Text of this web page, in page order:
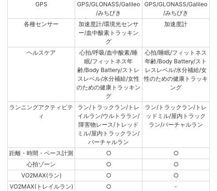
GPS
GPS/GLONASS/Galileo
/みちびき
GPS/GLONASS/Galileo
/みちびき
各種センサー
加速度計/環境光センサ
ー/血中酸素トラッキン
グ
加速度計
ヘルスケア
心拍/呼吸/血中酸素/睡
眠/フィットネス年
齢/Body Battery/ストレ
スレベル/水分補給/女性
のための健康トラッキン
グ
心拍/睡眠/フィットネス
年齢/Body Battery/スト
レスレベル/水分補給/女
性のための健康トラッキ
ング
ランニングアクティビテ
ィ
ラン/トラックラン/トレ
イルラン/ウルトララン/
障害物レース/トレッド
ミル/屋内トラックラン/
バーチャルラン
ラン/トラックラン/トレ
ッドミル/屋内トラック
ラン/バーチャルラン
距離・時間・ペース計測 ○
○
心拍ゾーン
○
○
VO2MAX(ラン)
○
○
VO2MAX(トレイルラン)
○
-